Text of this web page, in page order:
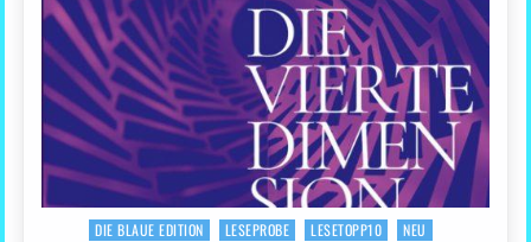
Posted
DIE BLAUE EDITION LESEPROBE LESETOPP10
NEU